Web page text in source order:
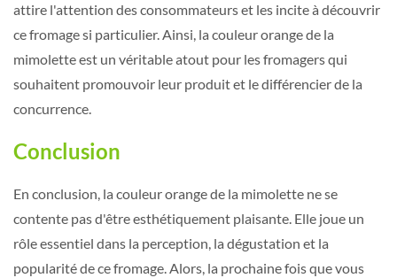
attire l'attention des consommateurs et les incite à découvrir
ce fromage si particulier. Ainsi, la couleur orange de la
mimolette est un véritable atout pour les fromagers qui
souhaitent promouvoir leur produit et le différencier de la
concurrence.
Conclusion
En conclusion, la couleur orange de la mimolette ne se
contente pas d'être esthétiquement plaisante. Elle joue un
rôle essentiel dans la perception, la dégustation et la
popularité de ce fromage. Alors, la prochaine fois que vous